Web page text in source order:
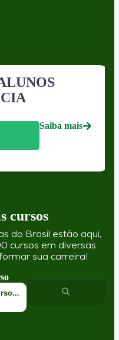
Saiba mais
cursos
do Brasil estão aqui,
cursos em diversas
sua carreira!